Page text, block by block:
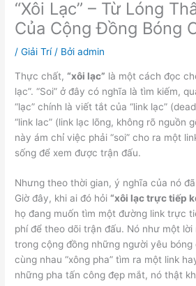
“Xôi Lạc” – Từ Lóng
Của Cộng Đồng Bóng
/Giải Trí/ Bởiadmin
Thực chất,“xôi lạc” là một cách đọc
lạc”. “Soi” ở đây có nghĩa là tìm kiếm,
“lạc” chính là viết tắt của “link lạc”
“link lac” (link lạc lõng, không rõ nguồn
này ám chỉ việc phải “soi” cho ra một
sống để xem được trận đấu.
Nhưng theo thời gian, ý nghĩa của nó
Giờ đây, khi ai đó hỏi“xôi lạc trực tiếp
họ đang muốn tìm một đường link trực
phí để theo dõi trận đấu. Nó như một
trong cộng đồng những người yêu bóng
cùng nhau “xông pha” tìm ra một link
những pha tấn công đẹp mắt, nó thật